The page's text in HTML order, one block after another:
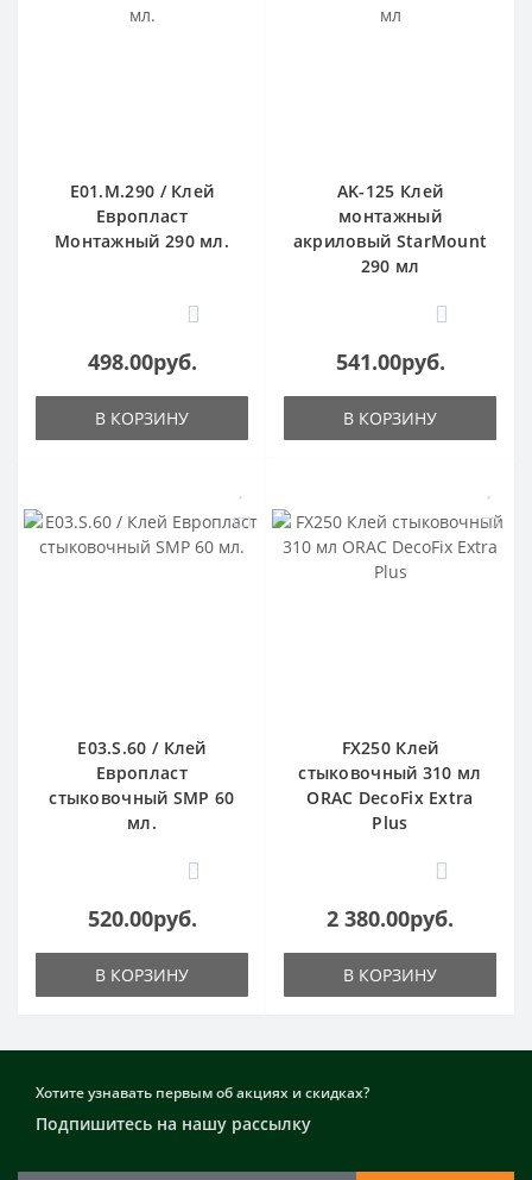
E01.M.290 / Клей
Европласт
Монтажный 290 мл.
0
498.00руб.
В КОРЗИНУ
AK-125 Клей
монтажный
акриловый StarMount
290 мл
0
541.00руб.
В КОРЗИНУ
E03.S.60 / Клей
Европласт
стыковочный SMP 60
мл.
0
520.00руб.
В КОРЗИНУ
FX250 Клей
стыковочный 310 мл
ORAC DecoFix Extra
Plus
0
2 380.00руб.
В КОРЗИНУ
Хотите узнавать первым об акциях и скидках?
Подпишитесь на нашу рассылку